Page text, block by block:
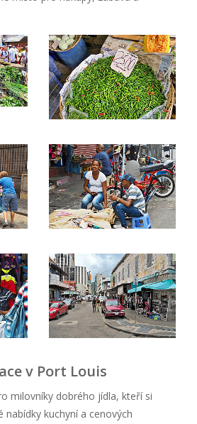
v Port Louis
milovníky dobrého jídla, kteří si
kuchyní a cenových